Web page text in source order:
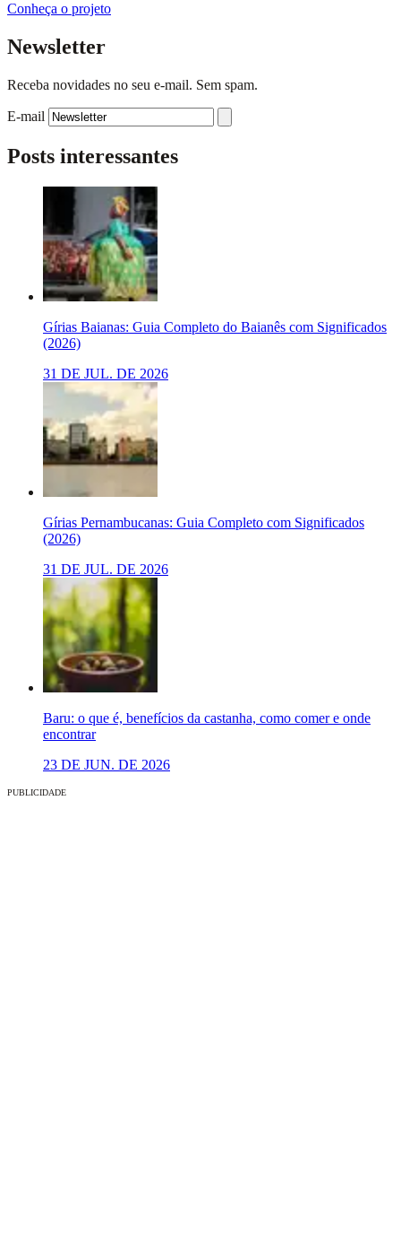
Conheça o projeto
Newsletter
Receba novidades no seu e-mail. Sem spam.
E-mail
Posts interessantes
Gírias Baianas: Guia Completo do Baianês com Significados
(2026)
31 DE JUL. DE 2026
Gírias Pernambucanas: Guia Completo com Significados
(2026)
31 DE JUL. DE 2026
Baru: o que é, benefícios da castanha, como comer e onde
encontrar
23 DE JUN. DE 2026
PUBLICIDADE